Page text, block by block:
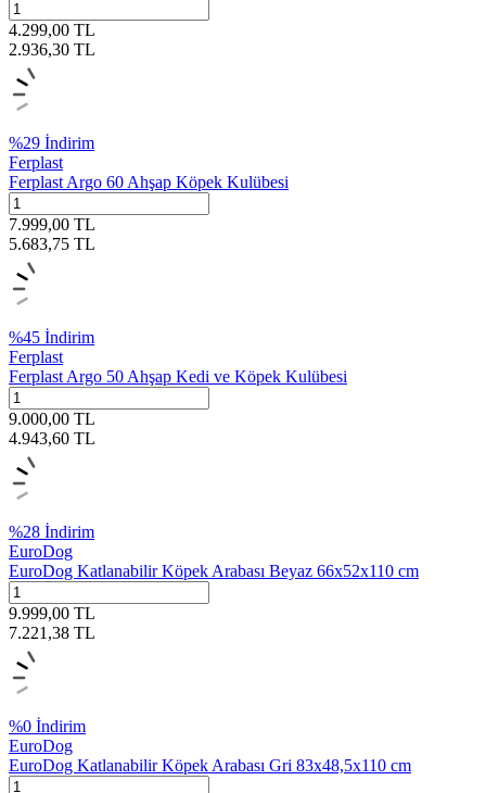
4.299,00 TL
2.936,30 TL
%29 İndirim
Ferplast
Ferplast Argo 60 Ahşap Köpek Kulübesi
7.999,00 TL
5.683,75 TL
%45 İndirim
Ferplast
Ferplast Argo 50 Ahşap Kedi ve Köpek Kulübesi
9.000,00 TL
4.943,60 TL
%28 İndirim
EuroDog
EuroDog Katlanabilir Köpek Arabası Beyaz 66x52x110 cm
9.999,00 TL
7.221,38 TL
%0 İndirim
EuroDog
EuroDog Katlanabilir Köpek Arabası Gri 83x48,5x110 cm